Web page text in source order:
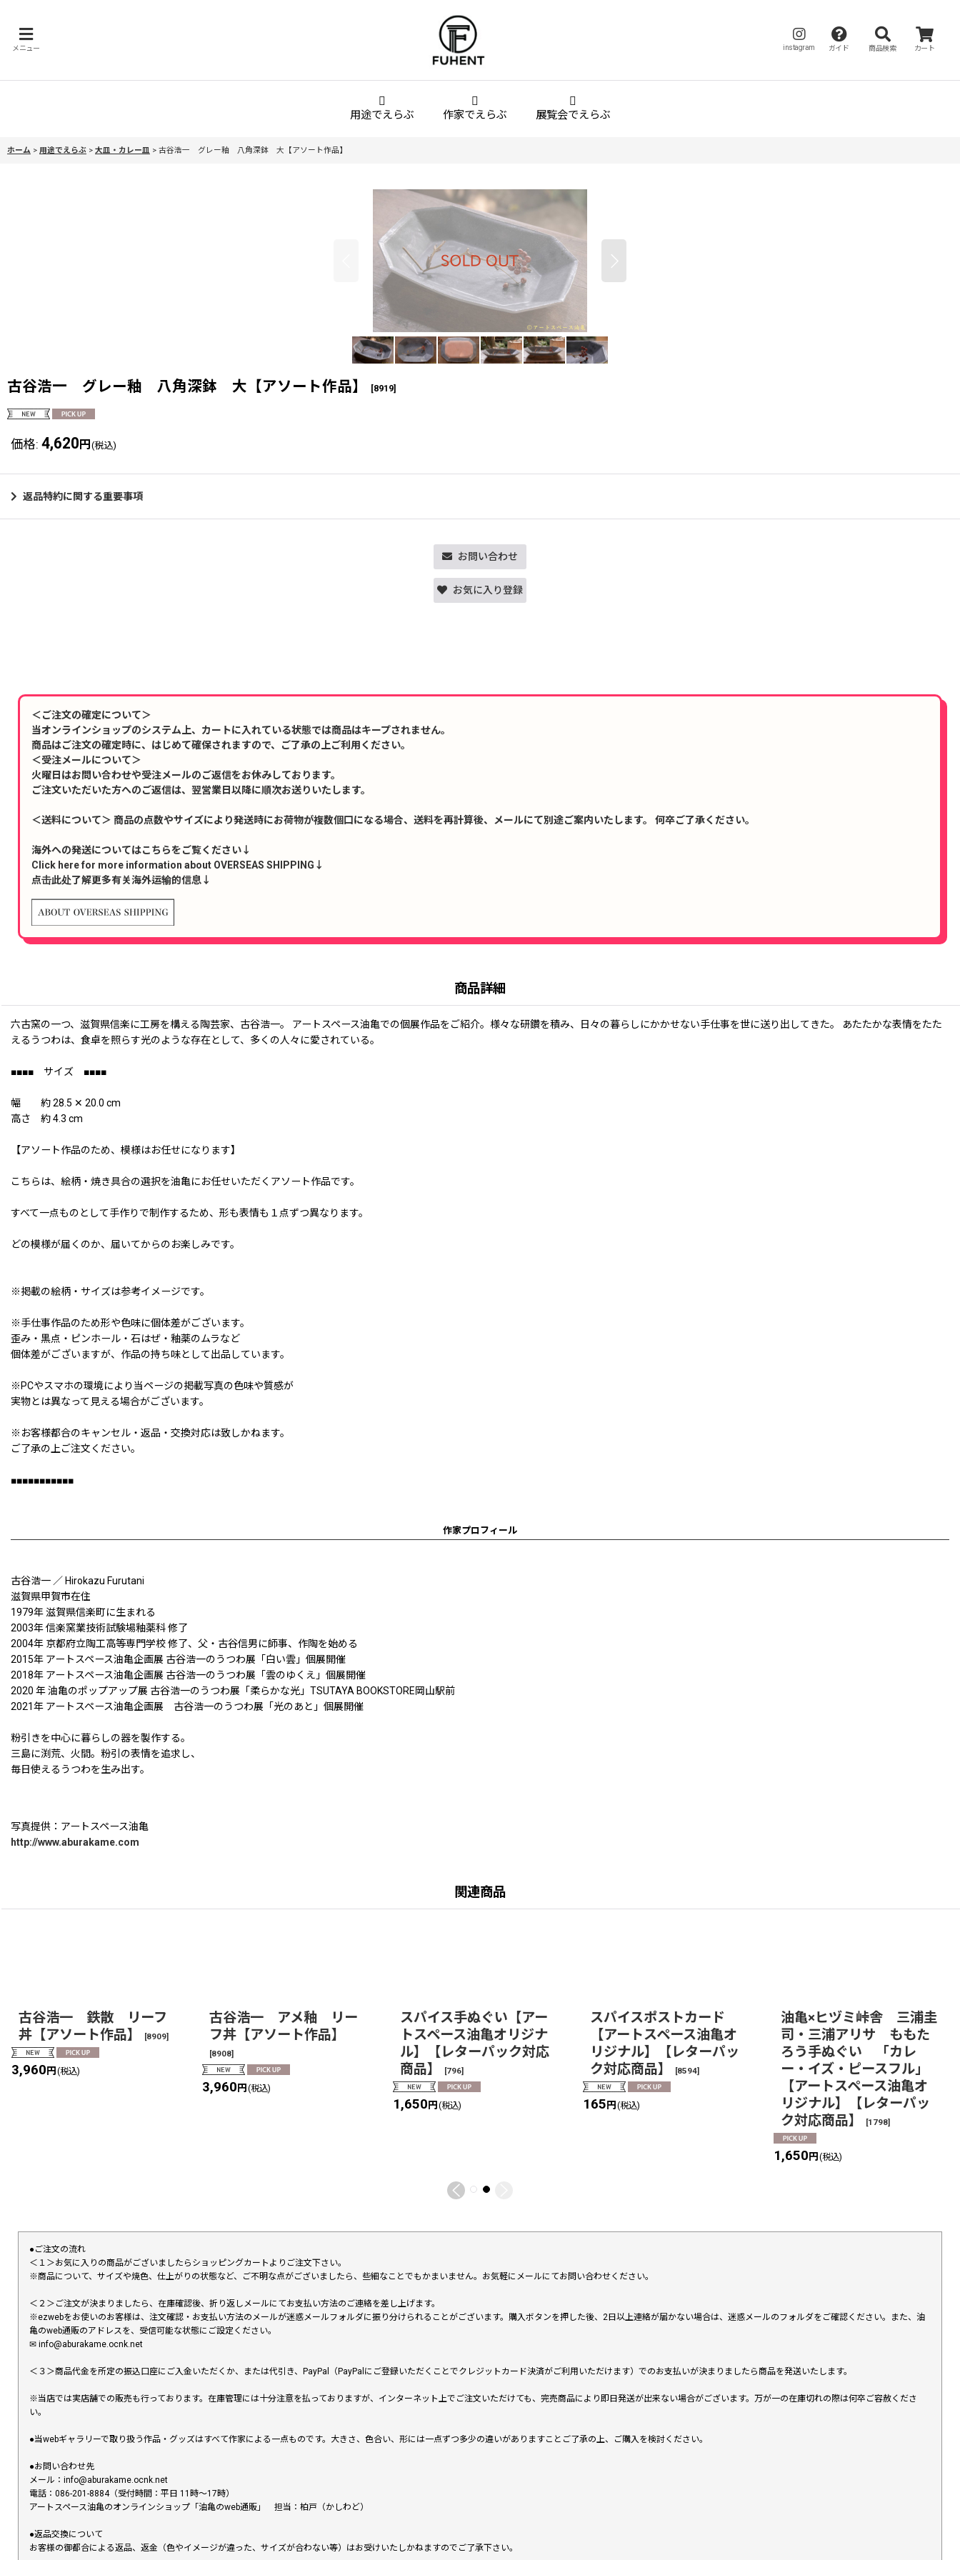
メニュー instagram ガイド 商品検索 カート
用途でえらぶ 作家でえらぶ 展覧会でえらぶ
ホーム > 用途でえらぶ > 大皿・カレー皿 > 古谷浩一 グレー釉 八角深鉢 大【アソート作品】
古谷浩一 グレー釉 八角深鉢 大【アソート作品】 [8919]
価格: 4,620 円 (税込)
返品特約に関する重要事項
お問い合わせ
お気に入り登録
＜ご注文の確定について＞
当オンラインショップのシステム上、カートに入れている状態では商品はキープされません。
商品はご注文の確定時に、はじめて確保されますので、ご了承の上ご利用ください。
＜受注メールについて＞
火曜日はお問い合わせや受注メールのご返信をお休みしております。
ご注文いただいた方へのご返信は、翌営業日以降に順次お送りいたします。
＜送料について＞ 商品の点数やサイズにより発送時にお荷物が複数個口になる場合、送料を再計算後、メールにて別途ご案内いたします。 何卒ご了承ください。
海外への発送についてはこちらをご覧ください↓
Click here for more information about OVERSEAS SHIPPING↓
点击此处了解更多有关海外运输的信息↓
商品詳細
六古窯の一つ、滋賀県信楽に工房を構える陶芸家、古谷浩一。 アートスペース油亀での個展作品をご紹介。様々な研鑽を積み、日々の暮らしにかかせない手仕事を世に送り出してきた。 あたたかな表情をたた
えるうつわは、食卓を照らす光のような存在として、多くの人々に愛されている。
■■■■ サイズ ■■■■
幅 約 28.5 ✕ 20.0 cm
高さ 約 4.3 cm
【アソート作品のため、模様はお任せになります】
こちらは、絵柄・焼き具合の選択を油亀にお任せいただくアソート作品です。
すべて一点ものとして手作りで制作するため、形も表情も１点ずつ異なります。
どの模様が届くのか、届いてからのお楽しみです。
※掲載の絵柄・サイズは参考イメージです。
※手仕事作品のため形や色味に個体差がございます。
歪み・黒点・ピンホール・石はぜ・釉薬のムラなど
個体差がございますが、作品の持ち味として出品しています。
※PCやスマホの環境により当ページの掲載写真の色味や質感が
実物とは異なって見える場合がございます。
※お客様都合のキャンセル・返品・交換対応は致しかねます。
ご了承の上ご注文ください。
■■■■■■■■■■■
作家プロフィール
古谷浩一 ／ Hirokazu Furutani
滋賀県甲賀市在住
1979年 滋賀県信楽町に生まれる
2003年 信楽窯業技術試験場釉薬科 修了
2004年 京都府立陶工高等専門学校 修了、父・古谷信男に師事、作陶を始める
2015年 アートスペース油亀企画展 古谷浩一のうつわ展「白い雲」個展開催
2018年 アートスペース油亀企画展 古谷浩一のうつわ展「雲のゆくえ」個展開催
2020 年 油亀のポップアップ展 古谷浩一のうつわ展「柔らかな光」TSUTAYA BOOKSTORE岡山駅前
2021年 アートスペース油亀企画展 古谷浩一のうつわ展「光のあと」個展開催
粉引きを中心に暮らしの器を製作する。
三島に渕荒、火間。粉引の表情を追求し、
毎日使えるうつわを生み出す。
写真提供：アートスペース油亀
http://www.aburakame.com
関連商品
古谷浩一 鉄散 リーフ
丼【アソート作品】
[8909]
3,960円 (税込)
古谷浩一 アメ釉 リー
フ丼【アソート作品】
[8908]
3,960円 (税込)
スパイス手ぬぐい【アー
トスペース油亀オリジナ
ル】【レターパック対応
商品】
[796]
1,650円 (税込)
スパイスポストカード
【アートスペース油亀オ
リジナル】【レターパッ
ク対応商品】
[8594]
165円 (税込)
油亀×ヒヅミ峠舎 三浦圭
司・三浦アリサ ももた
ろう手ぬぐい 「カレ
ー・イズ・ピースフル」
【アートスペース油亀オ
リジナル】【レターパッ
ク対応商品】
[1798]
1,650円 (税込)
●ご注文の流れ
＜１＞お気に入りの商品がございましたらショッピングカートよりご注文下さい。
※商品について、サイズや焼色、仕上がりの状態など、ご不明な点がございましたら、些細なことでもかまいません。お気軽にメールにてお問い合わせください。
＜２＞ご注文が決まりましたら、在庫確認後、折り返しメールにてお支払い方法のご連絡を差し上げます。
※ezwebをお使いのお客様は、注文確認・お支払い方法のメールが迷惑メールフォルダに振り分けられることがございます。購入ボタンを押した後、2日以上連絡が届かない場合は、迷惑メールのフォルダをご確認ください。また、油
亀のweb通販のアドレスを、受信可能な状態にご設定ください。
✉︎ info@aburakame.ocnk.net
＜３＞商品代金を所定の振込口座にご入金いただくか、または代引き、PayPal（PayPalにご登録いただくことでクレジットカード決済がご利用いただけます）でのお支払いが決まりましたら商品を発送いたします。
※当店では実店舗での販売も行っております。在庫管理には十分注意を払っておりますが、インターネット上でご注文いただけても、完売商品により即日発送が出来ない場合がございます。万が一の在庫切れの際は何卒ご容赦くださ
い。
●当webギャラリーで取り扱う作品・グッズはすべて作家による一点ものです。大きさ、色合い、形には一点ずつ多少の違いがありますことご了承の上、ご購入を検討ください。
●お問い合わせ先
メール：info@aburakame.ocnk.net
電話：086-201-8884（受付時間：平日 11時〜17時）
アートスペース油亀のオンラインショップ「油亀のweb通販」 担当：柏戸（かしわど）
●返品交換について
お客様の御都合による返品、返金（色やイメージが違った、サイズが合わない等）はお受けいたしかねますのでご了承下さい。